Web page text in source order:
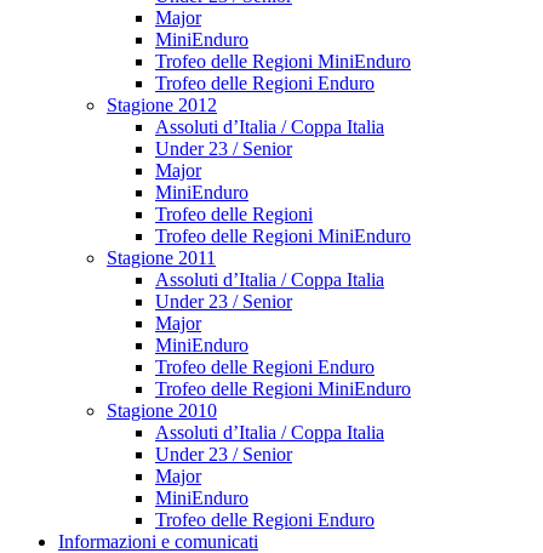
Major
MiniEnduro
Trofeo delle Regioni MiniEnduro
Trofeo delle Regioni Enduro
Stagione 2012
Assoluti d’Italia / Coppa Italia
Under 23 / Senior
Major
MiniEnduro
Trofeo delle Regioni
Trofeo delle Regioni MiniEnduro
Stagione 2011
Assoluti d’Italia / Coppa Italia
Under 23 / Senior
Major
MiniEnduro
Trofeo delle Regioni Enduro
Trofeo delle Regioni MiniEnduro
Stagione 2010
Assoluti d’Italia / Coppa Italia
Under 23 / Senior
Major
MiniEnduro
Trofeo delle Regioni Enduro
Informazioni e comunicati